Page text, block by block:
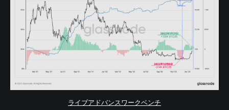
ライブアドバンスワークベンチ